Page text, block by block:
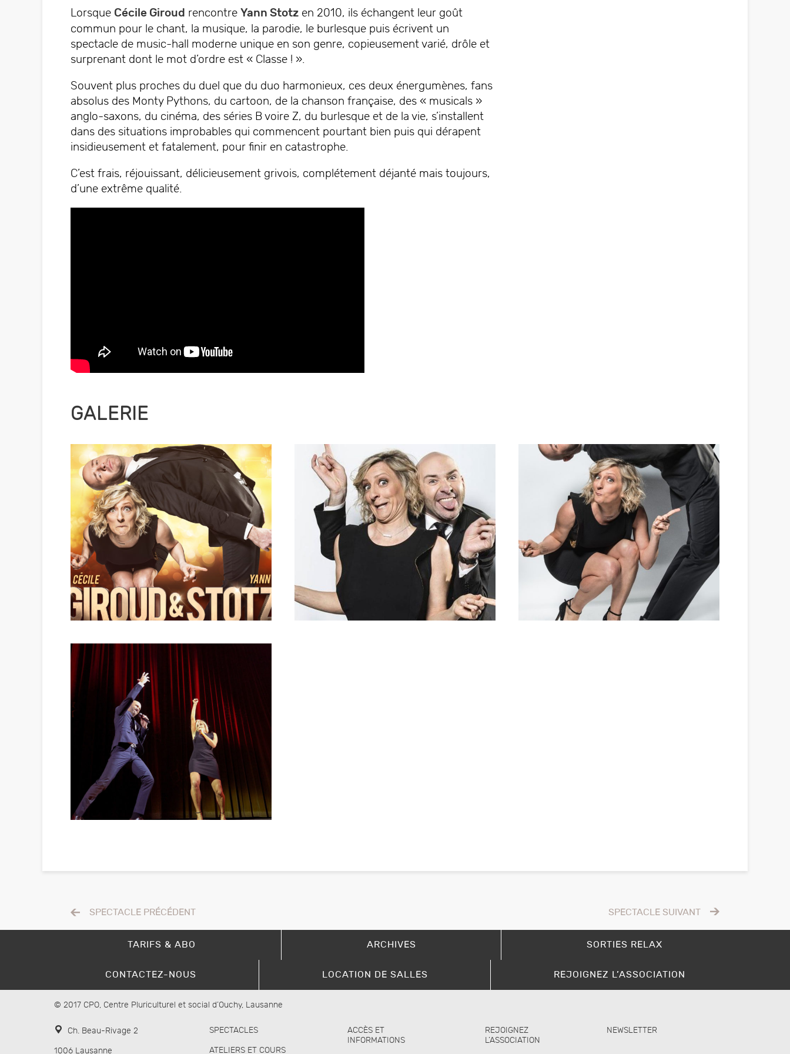
Lorsque Cécile Giroud rencontre Yann Stotz en 2010, ils échangent leur goût
commun pour le chant, la musique, la parodie, le burlesque puis écrivent un
spectacle de music-hall moderne unique en son genre, copieusement varié, drôle et
surprenant dont le mot d’ordre est « Classe ! ».
Souvent plus proches du duel que du duo harmonieux, ces deux énergumènes, fans
absolus des Monty Pythons, du cartoon, de la chanson française, des « musicals »
anglo-saxons, du cinéma, des séries B voire Z, du burlesque et de la vie, s’installent
dans des situations improbables qui commencent pourtant bien puis qui dérapent
insidieusement et fatalement, pour finir en catastrophe.
C’est frais, réjouissant, délicieusement grivois, complétement déjanté mais toujours,
d’une extrême qualité.
GALERIE
SPECTACLE SUIVANT
SPECTACLE PRÉCÉDENT
TARIFS & ABO ARCHIVES SORTIES RELAX
CONTACTEZ-NOUS LOCATION DE SALLES REJOIGNEZ L’ASSOCIATION
© 2017 CPO, Centre Pluriculturel et social d’Ouchy, Lausanne
Ch. Beau-Rivage 2
1006 Lausanne
SPECTACLES
ATELIERS ET COURS
ACCÈS ET
INFORMATIONS
REJOIGNEZ
L’ASSOCIATION
NEWSLETTER